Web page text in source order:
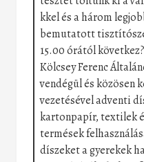
kkel és a három
bemutatott
15.00 órától
Kölcsey Ferenc
vendégül és közösen
vezetésével adventi
kartonpapír, textilek
termések
díszeket a gyerekek